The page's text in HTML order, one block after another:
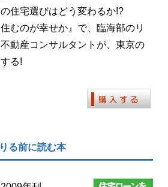
住宅選びはどう変わるか!?
むのが幸せか』で、臨海部のリ
動産コンサルタントが、東京の
る!
る前に読む本